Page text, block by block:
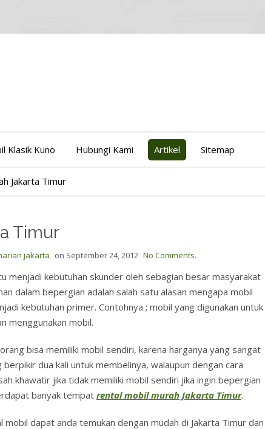
Klasik Kuno Hubungi Kami Artikel Sitemap
Jakarta Timur
Timur
jakarta on September 24, 2012 No Comments.
menjadi kebutuhan skunder oleh sebagian besar masyarakat
dalam bepergian adalah salah satu alasan mengapa mobil
kebutuhan primer. Contohnya ; mobil yang digunakan untuk
menggunakan mobil.
bisa memiliki mobil sendiri, karena harganya yang sangat
dua kali untuk membelinya, walaupun dengan cara
khawatir jika tidak memiliki mobil sendiri jika ingin bepergian
banyak tempatrental mobil murah Jakarta Timur.
dapat anda temukan dengan mudah di Jakarta Timur dan